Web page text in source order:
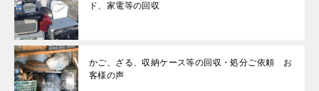
ド、家電等の回収
かご、ざる、収納ケース等の回収・処分ご依頼 お
客様の声